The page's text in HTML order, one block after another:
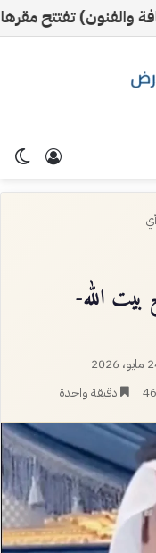
والفنون) تفتتح مقرها
تسجيل
الله-
2026
46 دقيقة واحدة